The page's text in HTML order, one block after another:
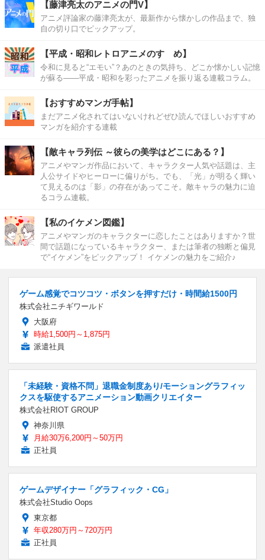
【藤津亮太のアニメの門V】
アニメ評論家の藤津亮太が、最新作から懐かしの作品まで、独
自の切り口でピックアップ。
【平成・昭和レトロアニメのすゝめ】
令和に見ると“エモい”？あのときの気持ち、どこか懐かしい記憶
が蘇る――平成・昭和を彩ったアニメを振り返る連載コラム。
【おすすめマンガ手帖】
まだアニメ化されてはいないけれどぜひ読んでほしいおすすめ
マンガを紹介する連載
【敵キャラ列伝 ～彼らの美学はどこにある？】
アニメやマンガ作品において、キャラクター人気や話題は、主
人公サイドやヒーローに偏りがち。でも、「光」が明るく輝い
て見えるのは「影」の存在があってこそ。敵キャラの魅力に迫
るコラム連載。
【私のイケメン図鑑】
アニメやマンガのキャラクターに恋したことはありますか？世
間で話題になっているキャラクター、または筆者の独断と偏見
で“イケメン”をピックアップ！ イケメンの魅力をご紹介♪
ゲーム感覚でコツコツ・ボタンを押すだけ・時間給1500円
株式会社ニチギワールド
大阪府
時給1,500円～1,875円
派遣社員
「未経験・資格不問」退職金制度あり/モーショングラフィッ
クスを駆使するアニメーション動画クリエイター
株式会社RIOT GROUP
神奈川県
月給30万6,200円～50万円
正社員
ゲームデザイナー「グラフィック・CG」
株式会社Studio Oops
東京都
年収280万円～720万円
正社員